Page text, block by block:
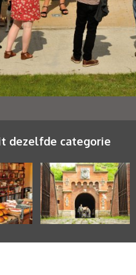
dezelfde categorie